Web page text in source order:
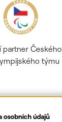
osobních údajů
partner Českého
týmu